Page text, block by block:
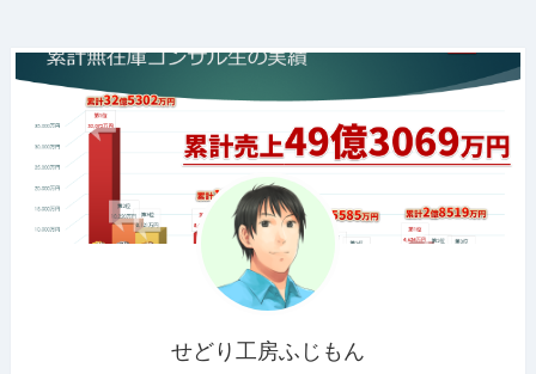
せどり工房ふじもん